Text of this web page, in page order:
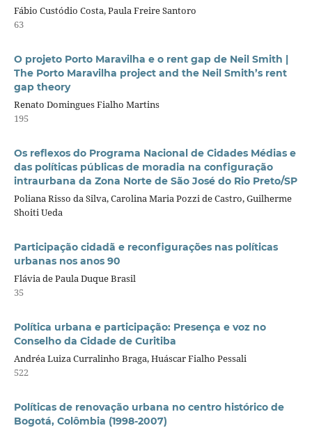
Fábio Custódio Costa, Paula Freire Santoro
63
O projeto Porto Maravilha e o rent gap de Neil Smith |
The Porto Maravilha project and the Neil Smith’s rent
gap theory
Renato Domingues Fialho Martins
195
Os reflexos do Programa Nacional de Cidades Médias e
das políticas públicas de moradia na configuração
intraurbana da Zona Norte de São José do Rio Preto/SP
Poliana Risso da Silva, Carolina Maria Pozzi de Castro, Guilherme
Shoiti Ueda
Participação cidadã e reconfigurações nas políticas
urbanas nos anos 90
Flávia de Paula Duque Brasil
35
Política urbana e participação: Presença e voz no
Conselho da Cidade de Curitiba
Andréa Luiza Curralinho Braga, Huáscar Fialho Pessali
522
Políticas de renovação urbana no centro histórico de
Bogotá, Colômbia (1998-2007)